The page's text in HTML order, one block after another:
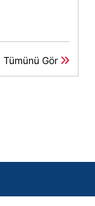
Tümünü Gör